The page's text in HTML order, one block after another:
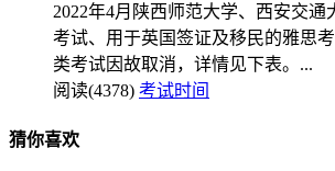
2022年4月陕西师范大学、西安交通
考试、用于英国签证及移民的雅思
类考试因故取消，详情见下表。...
阅读(4378) 考试时间
猜你喜欢